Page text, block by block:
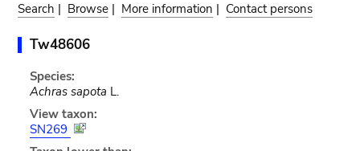
Search | Browse | More information | Contact persons
Tw48606
Species:
Achras sapota L.
View taxon:
SN269